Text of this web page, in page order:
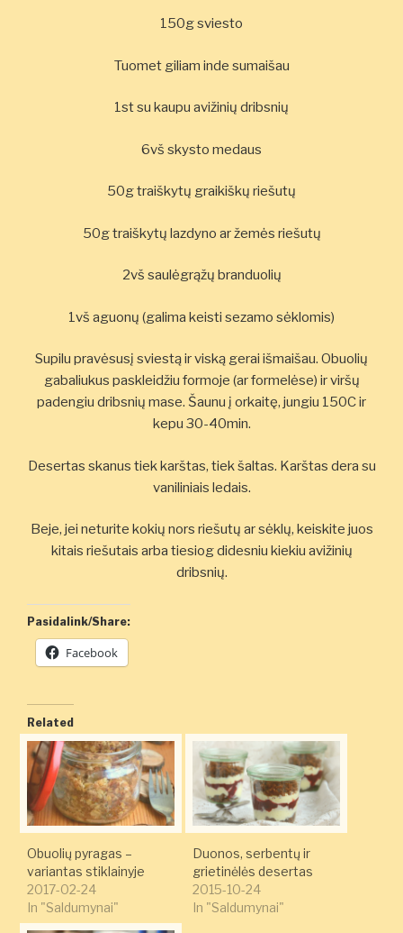
150g sviesto
Tuomet giliam inde sumaišau
1st su kaupu avižinių dribsnių
6vš skysto medaus
50g traiškytų graikiškų riešutų
50g traiškytų lazdyno ar žemės riešutų
2vš saulėgrąžų branduolių
1vš aguonų (galima keisti sezamo sėklomis)
Supilu pravėsusį sviestą ir viską gerai išmaišau. Obuolių
gabaliukus paskleidžiu formoje (ar formelėse) ir viršų
padengiu dribsnių mase. Šaunu į orkaitę, jungiu 150C ir
kepu 30-40min.
Desertas skanus tiek karštas, tiek šaltas. Karštas dera su
vaniliniais ledais.
Beje, jei neturite kokių nors riešutų ar sėklų, keiskite juos
kitais riešutais arba tiesiog didesniu kiekiu avižinių
dribsnių.
Pasidalink/Share:
Facebook
Related
Obuolių pyragas –
variantas stiklainyje
2017-02-24
In "Saldumynai"
Duonos, serbentų ir
grietinėlės desertas
2015-10-24
In "Saldumynai"